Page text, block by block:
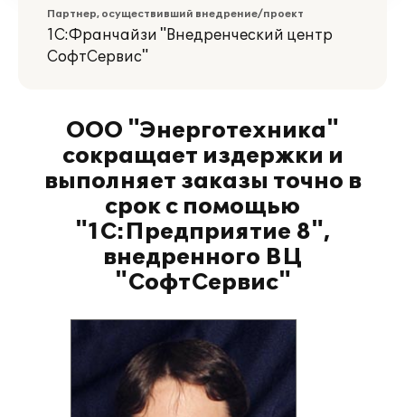
Партнер, осуществивший внедрение/проект
1С:Франчайзи "Внедренческий центр
СофтСервис"
ООО "Энерготехника"
сокращает издержки и
выполняет заказы точно в
срок с помощью
"1С:Предприятие 8",
внедренного ВЦ
"СофтСервис"